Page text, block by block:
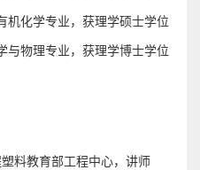
机化学专业，获理学硕士学位
与物理专业，获理学博士学位
料教育部工程中心，讲师